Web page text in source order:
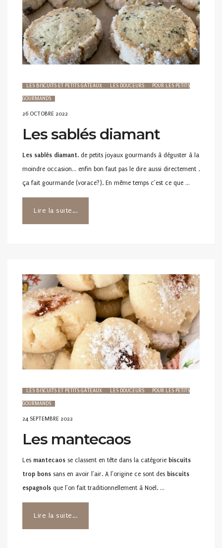
LES BISCUITS ET PETITS GÂTEAUX LES DOUCEURS POUR LES PETITS
GOURMANDS
POSTED
26 OCTOBRE 2022
Les sablés diamant
Les sablés diamant. de petits joyaux gourmands à déguster à la
moindre occasion… enfin bon faut pas le dire aussi directement ,
ça fait gourmande (vorace?). En même temps c’est ce que …
Lire la suite...
LES BISCUITS ET PETITS GÂTEAUX LES DOUCEURS POUR LES PETITS
GOURMANDS
POSTED
24 SEPTEMBRE 2022
Les mantecaos
Les mantecaos se classent en tête dans la catégorie biscuits
trop bons sans en avoir l’air. A l’origine ce sont des biscuits
espagnols que l’on fait traditionnellement à Noël. …
Lire la suite...